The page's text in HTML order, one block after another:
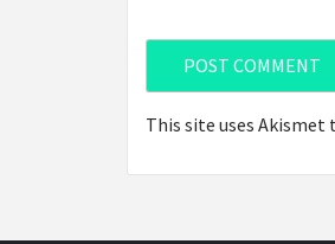
This site uses Akismet